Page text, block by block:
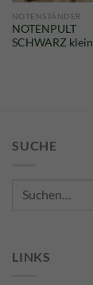
NOTENSTÄNDER
NOTENPULT
SCHWARZ klein
SUCHE
Suche
LINKS